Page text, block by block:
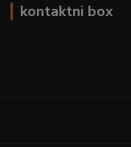
kontaktni box